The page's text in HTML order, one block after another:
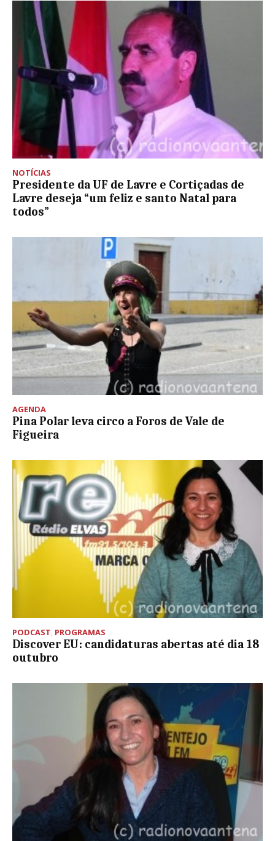
NOTÍCIAS
Presidente da UF de Lavre e Cortiçadas de
Lavre deseja “um feliz e santo Natal para
todos”
AGENDA
Pina Polar leva circo a Foros de Vale de
Figueira
PODCAST, PROGRAMAS
Discover EU: candidaturas abertas até dia 18
outubro